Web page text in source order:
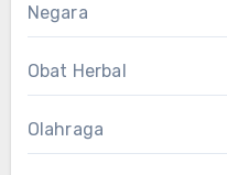
Negara
Obat Herbal
Olahraga